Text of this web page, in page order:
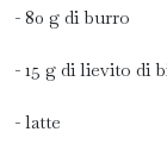
- 80 g di burro
- 15 g di lievito di
- latte